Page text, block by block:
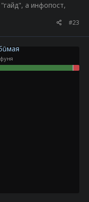
а инфопост,
#23